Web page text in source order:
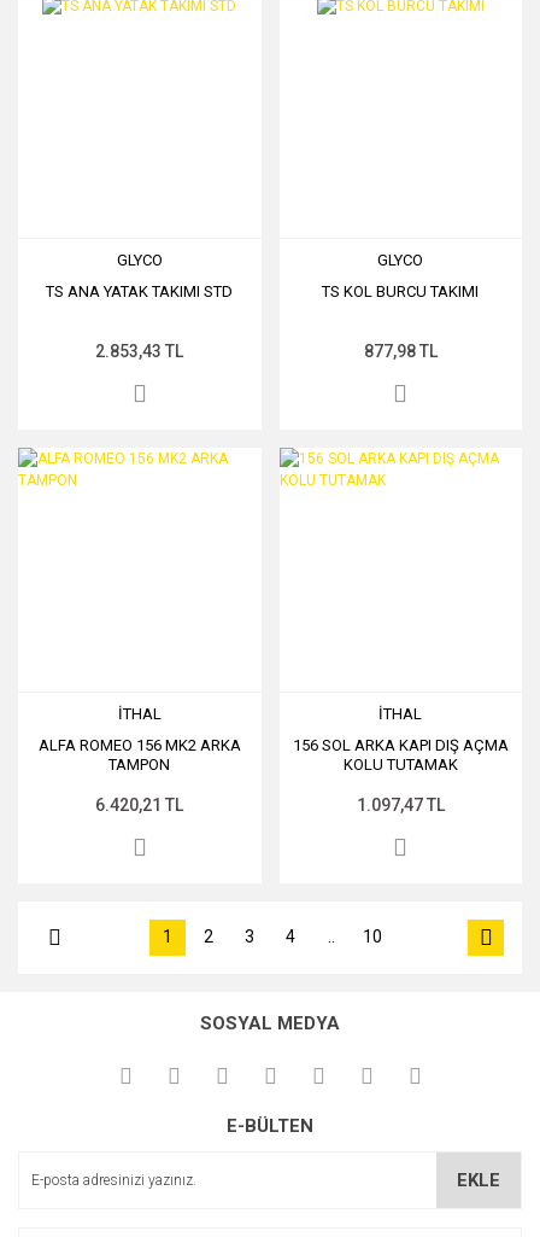
GLYCO
TS ANA YATAK TAKIMI STD
2.853,43 TL
GLYCO
TS KOL BURCU TAKIMI
877,98 TL
İTHAL
ALFA ROMEO 156 MK2 ARKA
TAMPON
6.420,21 TL
İTHAL
156 SOL ARKA KAPI DIŞ AÇMA
KOLU TUTAMAK
1.097,47 TL
1 2 3 4 10
SOSYAL MEDYA
E-BÜLTEN
EKLE